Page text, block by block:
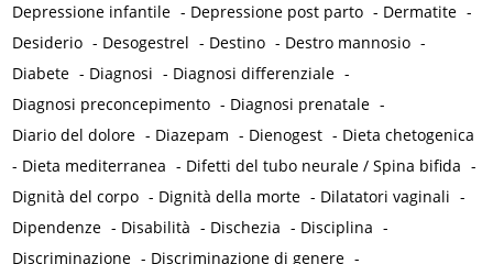
Depressione infantile - Depressione post parto - Dermatite -
Desiderio - Desogestrel - Destino - Destro mannosio -
Diabete - Diagnosi - Diagnosi differenziale -
Diagnosi preconcepimento - Diagnosi prenatale -
Diario del dolore - Diazepam - Dienogest - Dieta chetogenica
- Dieta mediterranea - Difetti del tubo neurale / Spina bifida -
Dignità del corpo - Dignità della morte - Dilatatori vaginali -
Dipendenze - Disabilità - Dischezia - Disciplina -
Discriminazione - Discriminazione di genere -